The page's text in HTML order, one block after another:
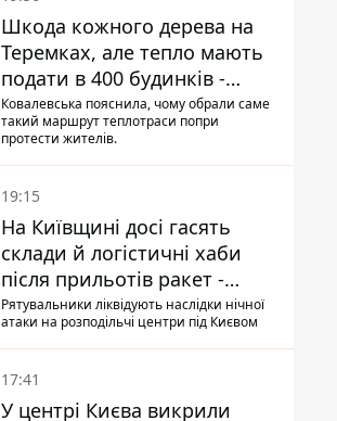
Шкода кожного дерева на
Теремках, але тепло мають
подати в 400 будинків -
депутатка Київради
Ковалевська пояснила, чому обрали саме
такий маршрут теплотраси попри
протести жителів.
19:15
На Київщині досі гасять
склади й логістичні хаби
після прильотів ракет -
ДСНС
Рятувальники ліквідують наслідки нічної
атаки на розподільчі центри під Києвом
17:41
У центрі Києва викрили